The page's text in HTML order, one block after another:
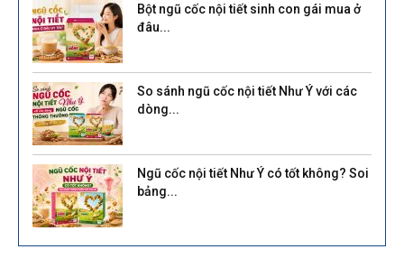
Bột ngũ cốc nội tiết sinh con gái mua ở
đâu...
So sánh ngũ cốc nội tiết Như Ý với các
dòng...
Ngũ cốc nội tiết Như Ý có tốt không? Soi
bảng...